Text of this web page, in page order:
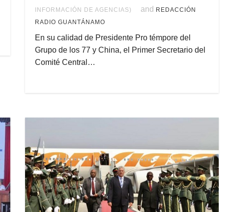
INFORMACIÓN DE AGENCIAS) and
REDACCIÓN
RADIO GUANTÁNAMO
En su calidad de Presidente Pro témpore del
Grupo de los 77 y China, el Primer Secretario del
Comité Central…